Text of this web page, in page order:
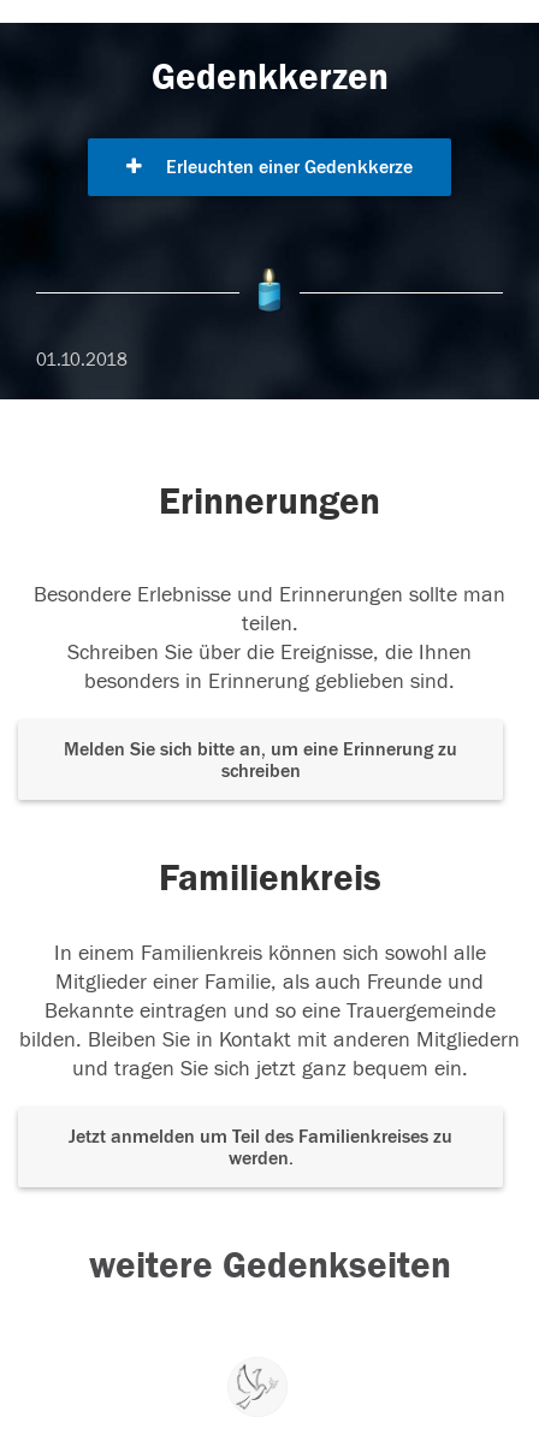
Gedenkkerzen
Erleuchten einer Gedenkkerze
01.10.2018
Erinnerungen
Besondere Erlebnisse und Erinnerungen sollte man
teilen.
Schreiben Sie über die Ereignisse, die Ihnen
besonders in Erinnerung geblieben sind.
Melden Sie sich bitte an, um eine Erinnerung zu
schreiben
Familienkreis
In einem Familienkreis können sich sowohl alle
Mitglieder einer Familie, als auch Freunde und
Bekannte eintragen und so eine Trauergemeinde
bilden. Bleiben Sie in Kontakt mit anderen Mitgliedern
und tragen Sie sich jetzt ganz bequem ein.
Jetzt anmelden um Teil des Familienkreises zu
werden.
weitere Gedenkseiten